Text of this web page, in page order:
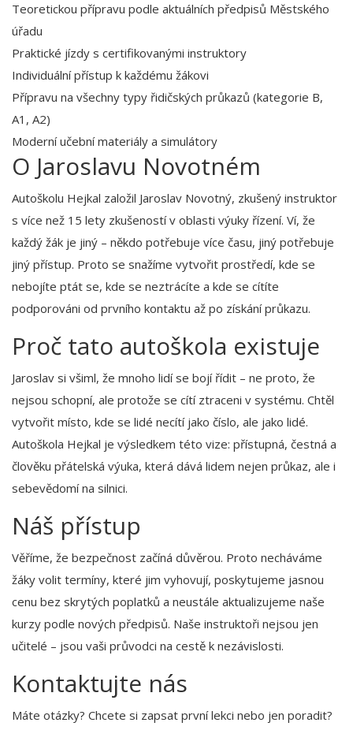
Teoretickou přípravu podle aktuálních předpisů Městského
úřadu
Praktické jízdy s certifikovanými instruktory
Individuální přístup k každému žákovi
Přípravu na všechny typy řidičských průkazů (kategorie B,
A1, A2)
Moderní učební materiály a simulátory
O Jaroslavu Novotném
Autoškolu Hejkal založil Jaroslav Novotný, zkušený instruktor
s více než 15 lety zkušeností v oblasti výuky řízení. Ví, že
každý žák je jiný – někdo potřebuje více času, jiný potřebuje
jiný přístup. Proto se snažíme vytvořit prostředí, kde se
nebojíte ptát se, kde se neztrácíte a kde se cítíte
podporováni od prvního kontaktu až po získání průkazu.
Proč tato autoškola existuje
Jaroslav si všiml, že mnoho lidí se bojí řídit – ne proto, že
nejsou schopní, ale protože se cítí ztraceni v systému. Chtěl
vytvořit místo, kde se lidé necítí jako číslo, ale jako lidé.
Autoškola Hejkal je výsledkem této vize: přístupná, čestná a
člověku přátelská výuka, která dává lidem nejen průkaz, ale i
sebevědomí na silnici.
Náš přístup
Věříme, že bezpečnost začíná důvěrou. Proto necháváme
žáky volit termíny, které jim vyhovují, poskytujeme jasnou
cenu bez skrytých poplatků a neustále aktualizujeme naše
kurzy podle nových předpisů. Naše instruktoři nejsou jen
učitelé – jsou vaši průvodci na cestě k nezávislosti.
Kontaktujte nás
Máte otázky? Chcete si zapsat první lekci nebo jen poradit?